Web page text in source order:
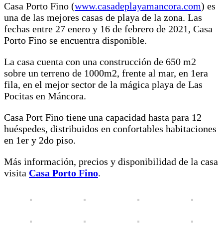
Casa Porto Fino (www.casadeplayamancora.com) es
una de las mejores casas de playa de la zona. Las
fechas entre 27 enero y 16 de febrero de 2021, Casa
Porto Fino se encuentra disponible.
La casa cuenta con una construcción de 650 m2
sobre un terreno de 1000m2, frente al mar, en 1era
fila, en el mejor sector de la mágica playa de Las
Pocitas en Máncora.
Casa Port Fino tiene una capacidad hasta para 12
huéspedes, distribuidos en confortables habitaciones
en 1er y 2do piso.
Más información, precios y disponibilidad de la casa
visita Casa Porto Fino.